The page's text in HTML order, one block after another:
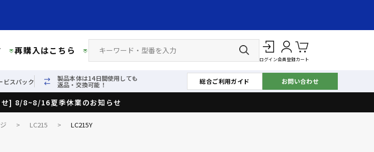
再購入はこちら
ログイン会員登録カート
ビスパック 製品本体は14日間使用しても
返品・交換可能！ 総合ご利用ガイド お問い合わせ
] 8/8~8/16夏季休業のお知らせ
> LC215 > LC215Y